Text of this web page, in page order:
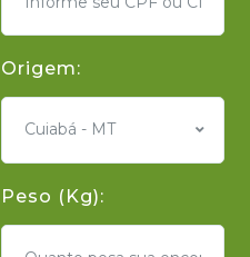
Origem:
Cuiabá - MT
Peso (Kg):